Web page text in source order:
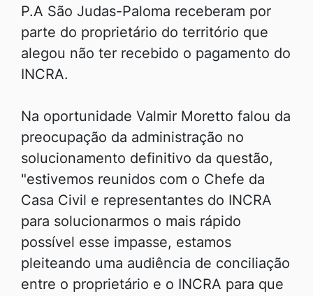
P.A São Judas-Paloma receberam por
parte do proprietário do território que
alegou não ter recebido o pagamento do
INCRA.
Na oportunidade Valmir Moretto falou da
preocupação da administração no
solucionamento definitivo da questão,
"estivemos reunidos com o Chefe da
Casa Civil e representantes do INCRA
para solucionarmos o mais rápido
possível esse impasse, estamos
pleiteando uma audiência de conciliação
entre o proprietário e o INCRA para que